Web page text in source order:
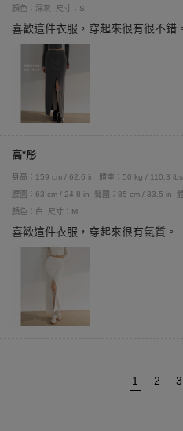
顏色：深灰
尺寸：S
喜歡這件衣服，穿起來很有很不錯。
高*彤
身高：159 cm / 62.6 in 體重：50 kg / 110.3 lbs
腰圍：63 cm / 24.8 in
臀圍：85 cm / 33.5 in
顏色：白
尺寸：M
喜歡這件衣服，穿起來很有氣質。
1 2 3